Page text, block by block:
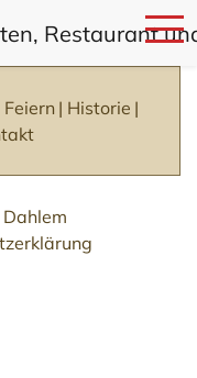
Feiern Historie